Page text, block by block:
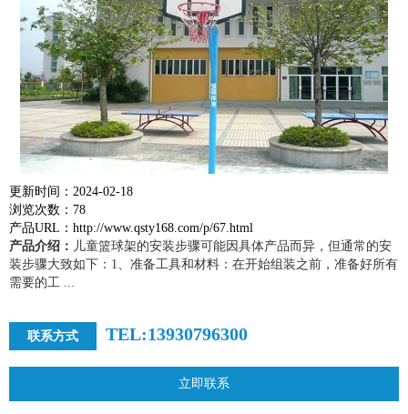
更新时间：2024-02-18
浏览次数：78
产品URL：http://www.qsty168.com/p/67.html
产品介绍： 儿童篮球架的安装步骤可能因具体产品而异，但通常的安
装步骤大致如下：1、准备工具和材料：在开始组装之前，准备好所有
需要的工 ...
联系方式 TEL:13930796300
立即联系